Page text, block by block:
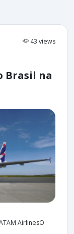
43 views
Brasil na
AirlinesO